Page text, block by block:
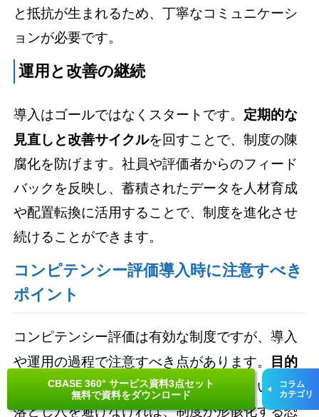
CBASE 360° サービス資料3点セット
無料で資料をダウンロード
コラム
カテゴリ
と抵抗が生まれるため、丁寧なコミュニケーシ
ョンが必要です。
運用と改善の継続
導入はゴールではなくスタートです。 定期的な
見直しと改善サイクルを回すことで、制度の陳
腐化を防げます。社員や評価者からのフィード
バックを反映し、蓄積されたデータを人材育成
や配置転換に活用することで、制度を進化させ
続けることができます。
コンピテンシー評価導入時に注意すべき
ポイント
コンピテンシー評価は有効な制度ですが、導入
や運用の過程で注意すべき点があります。
目的
のずれ、理想像の押し付け、更新不足
といった
落とし穴を避けなければ、制度が形骸化する恐